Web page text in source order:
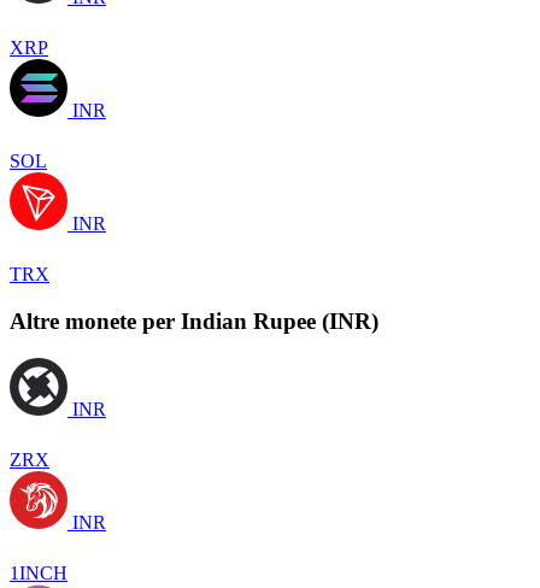
XRP
INR
SOL
INR
TRX
Altre monete per Indian Rupee (INR)
INR
ZRX
INR
1INCH